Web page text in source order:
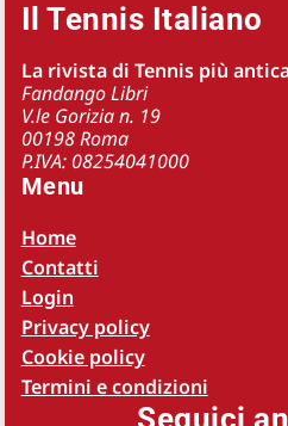
Il Tennis Italiano
La rivista di Tennis più
Fandango Libri
V.le Gorizia n. 19
00198 Roma
P.IVA: 08254041000
Menu
Home
Contatti
Login
Privacy policy
Cookie policy
Termini e condizioni